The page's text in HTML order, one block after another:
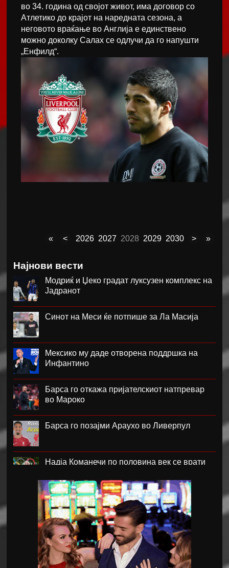
во 34. година од својот живот, има договор со
Атлетико до крајот на наредната сезона, а
неговото враќање во Англија е единствено
можно доколку Салах се одлучи да го напушти
„Енфилд“.
« < 2026 2027 2028 2029 2030 > »
Најнови вести
Модриќ и Џеко градат луксузен комплекс на
Јадранот
Синот на Меси ќе потпише за Ла Масија
Мексико му даде отворена поддршка на
Инфантино
Барса го откажа пријателскиот натпревар
во Мароко
Барса го позајми Араухо во Ливерпул
Надја Команечи по половина век се врати
ФК Пелистер со заштитен бренд по 81
година постоење !
Артета: Мојот Арсенал учи од грешките